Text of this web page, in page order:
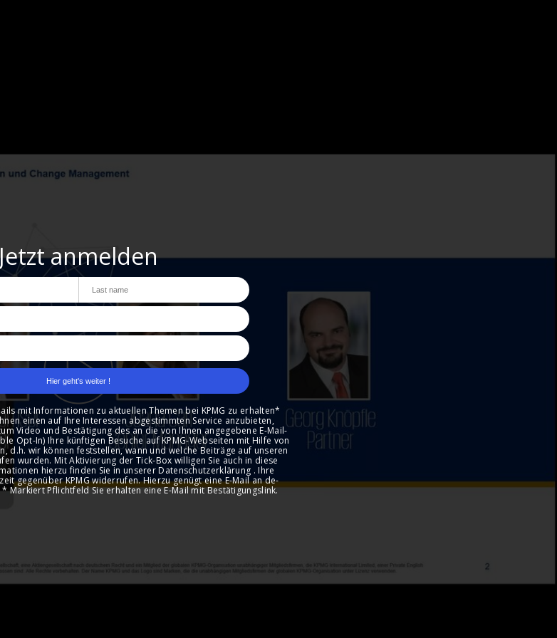
anmelden
mit Informationen zu aktuellen Themen bei KPMG zu erhalten*
einen auf Ihre Interessen abgestimmten Service anzubieten,
Video und Bestätigung des an die von Ihnen angegebene E-Mail-
Opt-In) Ihre künftigen Besuche auf KPMG-Webseiten mit Hilfe von
d.h. wir können feststellen, wann und welche Beiträge auf unseren
wurden. Mit Aktivierung der Tick-Box willigen Sie auch in diese
hierzu finden Sie in unserer Datenschutzerklärung . Ihre
gegenüber KPMG widerrufen. Hierzu genügt eine E-Mail an de-
Markiert Pflichtfeld Sie erhalten eine E-Mail mit Bestätigungslink.